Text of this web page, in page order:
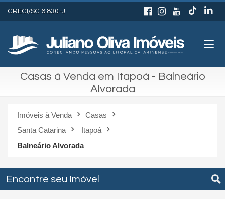
CRECI/SC 6.830-J
Casas à Venda em Itapoá - Balneário
Alvorada
Imóveis à Venda
Casas
Santa Catarina
Itapoá
Balneário Alvorada
Encontre seu Imóvel